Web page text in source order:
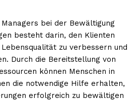
Managers bei der Bewältigung
besteht darin, den Klienten
zu verbessern und
Durch die Bereitstellung von
können Menschen in
die notwendige Hilfe erhalten,
erfolgreich zu bewältigen